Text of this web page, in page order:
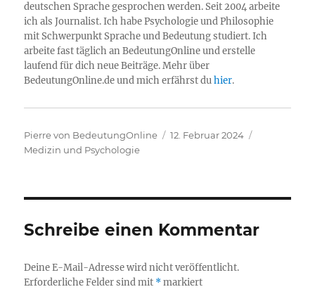
deutschen Sprache gesprochen werden. Seit 2004 arbeite
ich als Journalist. Ich habe Psychologie und Philosophie
mit Schwerpunkt Sprache und Bedeutung studiert. Ich
arbeite fast täglich an BedeutungOnline und erstelle
laufend für dich neue Beiträge. Mehr über
BedeutungOnline.de und mich erfährst duhier.
Autor
Pierre von BedeutungOnline
Veröffentlicht
12. Februar 2024
Medizin und Psychologie
Schreibe einen Kommentar
Deine E-Mail-Adresse wird nicht veröffentlicht.
Erforderliche Felder sind mit *markiert